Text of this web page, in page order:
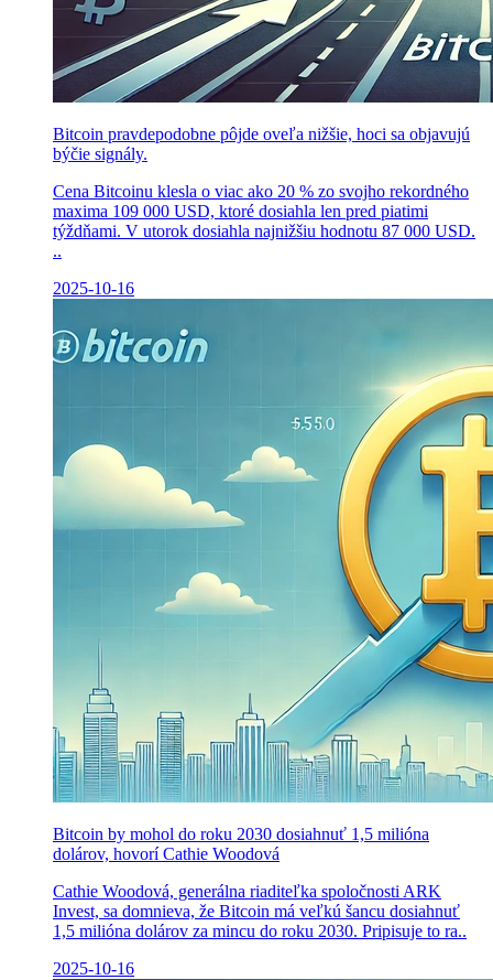
Bitcoin pravdepodobne pôjde oveľa nižšie, hoci sa objavujú
býčie signály.
Cena Bitcoinu klesla o viac ako 20 % zo svojho rekordného
maxima 109 000 USD, ktoré dosiahla len pred piatimi
týždňami. V utorok dosiahla najnižšiu hodnotu 87 000 USD.
..
2025-10-16
Bitcoin by mohol do roku 2030 dosiahnuť 1,5 milióna
dolárov, hovorí Cathie Woodová
Cathie Woodová, generálna riaditeľka spoločnosti ARK
Invest, sa domnieva, že Bitcoin má veľkú šancu dosiahnuť
1,5 milióna dolárov za mincu do roku 2030. Pripisuje to ra..
2025-10-16